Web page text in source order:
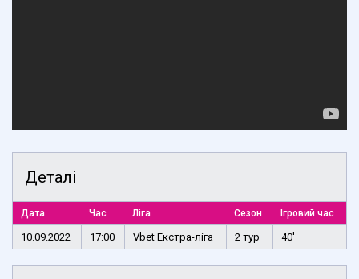
Деталі
Дата Час Ліга Сезон Ігровий час
10.09.2022 17:00 Vbet Екстра-ліга 2 тур 40'